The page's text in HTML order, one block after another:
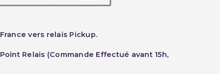
vers relais Pickup.
Relais (Commande Effectué avant 15h,